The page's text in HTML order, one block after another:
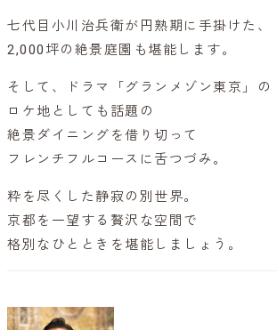
七代目小川治兵衛が円熟期に手掛けた、
2,000坪の絶景庭園も堪能します。
そして、ドラマ「グランメゾン東京」の
ロケ地としても話題の
絶景ダイニングを借り切って
フレンチフルコースに舌つづみ。
粋を尽くした静寂の別世界。
京都を一望する贅沢な空間で
格別なひとときを堪能しましょう。